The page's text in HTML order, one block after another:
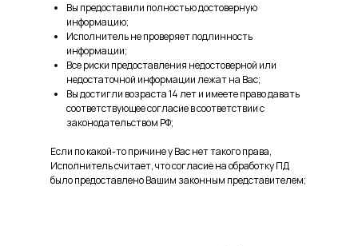
Вы предоставили полностью достоверную
информацию;
Исполнитель не проверяет подлинность
информации;
Все риски предоставления недостоверной или
недостаточной информации лежат на Вас;
Вы достигли возраста 14 лет и имеете право давать
соответствующее согласие в соответствии с
законодательством РФ;
Если по какой-то причине у Вас нет такого права,
Исполнитель считает, что согласие на обработку ПД
было предоставлено Вашим законным представителем;